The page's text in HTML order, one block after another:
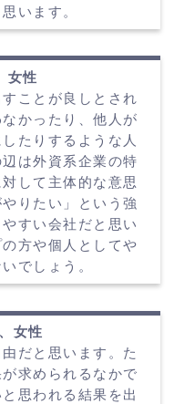
います。
女性
ことが良しとされ
かったり、他人が
たりするような人
は外資系企業の特
して主体的な意思
りたい」という強
すい会社だと思い
方や個人としてや
でしょう。
女性
だと思います。た
求められるなかで
思われる結果を出